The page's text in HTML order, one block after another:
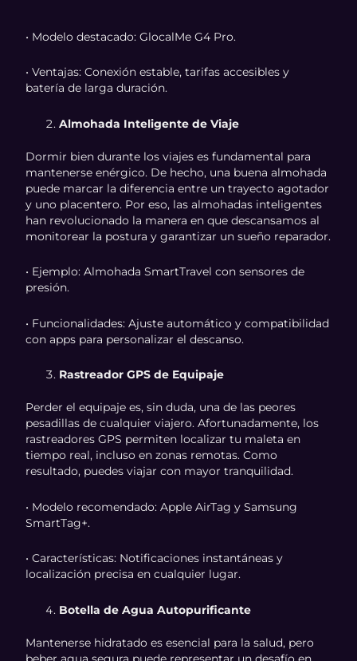
• Modelo destacado: GlocalMe G4 Pro.
• Ventajas: Conexión estable, tarifas accesibles y
batería de larga duración.
Almohada Inteligente de Viaje
Dormir bien durante los viajes es fundamental para
mantenerse enérgico. De hecho, una buena almohada
puede marcar la diferencia entre un trayecto agotador
y uno placentero. Por eso, las almohadas inteligentes
han revolucionado la manera en que descansamos al
monitorear la postura y garantizar un sueño reparador.
• Ejemplo: Almohada SmartTravel con sensores de
presión.
• Funcionalidades: Ajuste automático y compatibilidad
con apps para personalizar el descanso.
Rastreador GPS de Equipaje
Perder el equipaje es, sin duda, una de las peores
pesadillas de cualquier viajero. Afortunadamente, los
rastreadores GPS permiten localizar tu maleta en
tiempo real, incluso en zonas remotas. Como
resultado, puedes viajar con mayor tranquilidad.
• Modelo recomendado: Apple AirTag y Samsung
SmartTag+.
• Características: Notificaciones instantáneas y
localización precisa en cualquier lugar.
Botella de Agua Autopurificante
Mantenerse hidratado es esencial para la salud, pero